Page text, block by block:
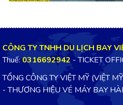
CÔNG TY TNHH DU LỊCH BAY
Thuế:0316692942 - TICKET
TỔNG CÔNG TY VIỆT MỸ (VIỆT
- THƯƠNG HIỆU VÉ MÁY BAY